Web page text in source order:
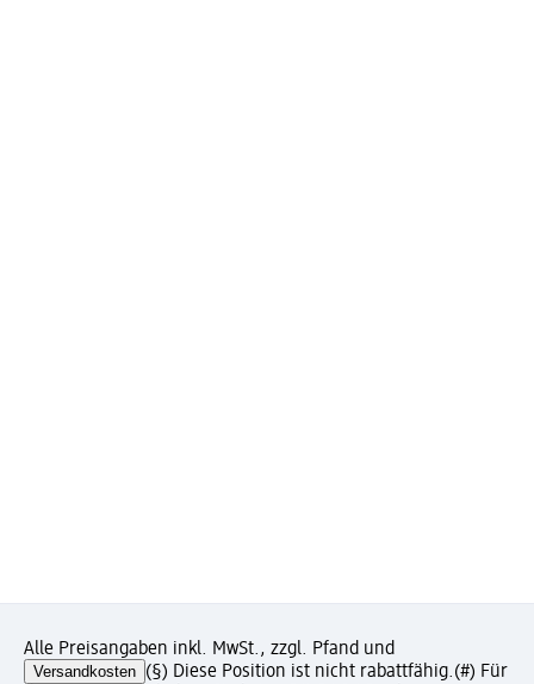
Alle Preisangaben inkl. MwSt., zzgl. Pfand und
Versandkosten (§) Diese Position ist nicht rabattfähig.(#) Für